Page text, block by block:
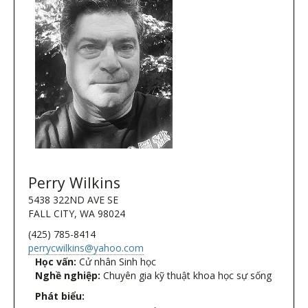
Perry Wilkins
5438 322ND AVE SE
FALL CITY, WA 98024
(425) 785-8414
perrycwilkins@yahoo.com
Học vấn: Cử nhân Sinh học
Nghề nghiệp: Chuyên gia kỹ thuật khoa học sự sống
Phát biểu: